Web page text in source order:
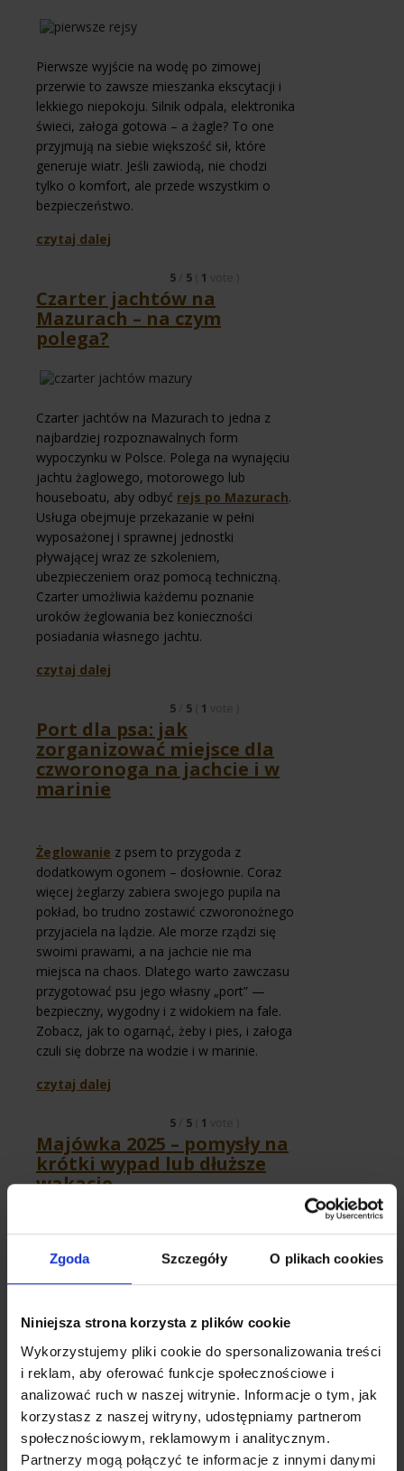
Zgoda Szczegóły O plikach cookies
Niniejsza strona korzysta z plików cookie
Wykorzystujemy pliki cookie do spersonalizowania treści
i reklam, aby oferować funkcje społecznościowe i
analizować ruch w naszej witrynie. Informacje o tym, jak
korzystasz z naszej witryny, udostępniamy partnerom
społecznościowym, reklamowym i analitycznym.
Partnerzy mogą połączyć te informacje z innymi danymi
Pierwsze wyjście na wodę po zimowej
przerwie to zawsze mieszanka ekscytacji i
lekkiego niepokoju. Silnik odpala, elektronika
świeci, załoga gotowa – a żagle? To one
przyjmują na siebie większość sił, które
generuje wiatr. Jeśli zawiodą, nie chodzi
tylko o komfort, ale przede wszystkim o
bezpieczeństwo.
czytaj dalej
5 5 1
Czarter jachtów na
Mazurach – na czym
polega?
Czarter jachtów na Mazurach to jedna z
najbardziej rozpoznawalnych form
wypoczynku w Polsce. Polega na wynajęciu
jachtu żaglowego, motorowego lub
houseboatu, aby odbyć rejs po Mazurach.
Usługa obejmuje przekazanie w pełni
wyposażonej i sprawnej jednostki
pływającej wraz ze szkoleniem,
ubezpieczeniem oraz pomocą techniczną.
Czarter umożliwia każdemu poznanie
uroków żeglowania bez konieczności
posiadania własnego jachtu.
czytaj dalej
5 5 1
Port dla psa: jak
zorganizować miejsce dla
czworonoga na jachcie i w
marinie
Żeglowanie z psem to przygoda z
dodatkowym ogonem – dosłownie. Coraz
więcej żeglarzy zabiera swojego pupila na
pokład, bo trudno zostawić czworonożnego
przyjaciela na lądzie. Ale morze rządzi się
swoimi prawami, a na jachcie nie ma
miejsca na chaos. Dlatego warto zawczasu
przygotować psu jego własny „port” —
bezpieczny, wygodny i z widokiem na fale.
Zobacz, jak to ogarnąć, żeby i pies, i załoga
czuli się dobrze na wodzie i w marinie.
czytaj dalej
5 5 1
Majówka 2025 – pomysły na
krótki wypad lub dłuższe
wakacje
różnych sposobów, lecz całkiem ciekawą
Jakie kierunki warto w szczególności
rozważyć?
czytaj dalej
vote